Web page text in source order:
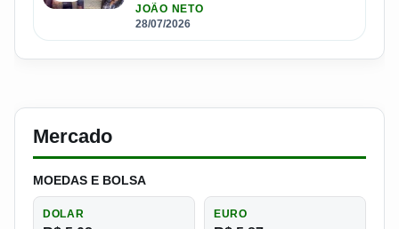
JOÃO NETO
28/07/2026
Mercado
MOEDAS E BOLSA
DOLAR EURO